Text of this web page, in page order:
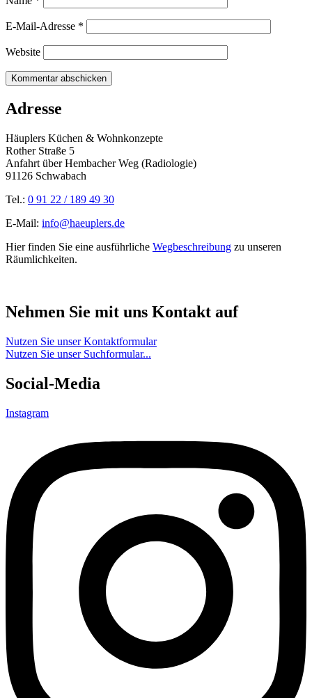
E-Mail-Adresse *
Website
Adresse
Häuplers Küchen & Wohnkonzepte
Rother Straße 5
Anfahrt über Hembacher Weg (Radiologie)
91126 Schwabach
Tel.: 0 91 22 / 189 49 30
E-Mail: info@haeuplers.de
Hier finden Sie eine ausführliche Wegbeschreibung zu unseren
Räumlichkeiten.
Nehmen Sie mit uns Kontakt auf
Nutzen Sie unser Kontaktformular
Nutzen Sie unser Suchformular...
Social-Media
Instagram